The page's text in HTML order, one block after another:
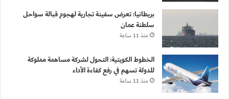
بريطانيا: تعرض سفينة تجارية لهجوم قبالة سواحل
سلطنة عمان
منذ 11 ساعة
الخطوط الكويتية: التحول لشركة مساهمة مملوكة
للدولة تسهم في رفع كفاءة الأداء
منذ 11 ساعة